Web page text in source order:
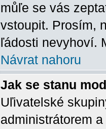
můľe se vás
vstoupit. Prosím,
ľádosti nevyhoví.
Návrat nahoru
Jak se stanu
Uľivatelské
administrátorem